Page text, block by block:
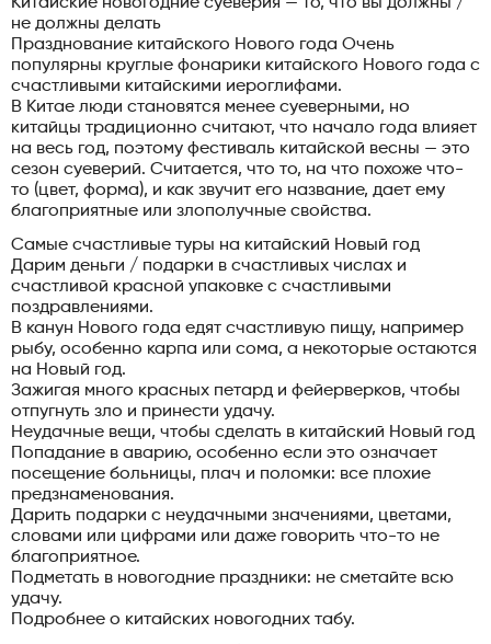
не должны делать
Празднование китайского Нового года Очень
популярны круглые фонарики китайского Нового года с
счастливыми китайскими иероглифами.
В Китае люди становятся менее суеверными, но
китайцы традиционно считают, что начало года влияет
на весь год, поэтому фестиваль китайской весны — это
сезон суеверий. Считается, что то, на что похоже что-
то (цвет, форма), и как звучит его название, дает ему
благоприятные или злополучные свойства.
Самые счастливые туры на китайский Новый год
Дарим деньги / подарки в счастливых числах и
счастливой красной упаковке с счастливыми
поздравлениями.
В канун Нового года едят счастливую пищу, например
рыбу, особенно карпа или сома, а некоторые остаются
на Новый год.
Зажигая много красных петард и фейерверков, чтобы
отпугнуть зло и принести удачу.
Неудачные вещи, чтобы сделать в китайский Новый год
Попадание в аварию, особенно если это означает
посещение больницы, плач и поломки: все плохие
предзнаменования.
Дарить подарки с неудачными значениями, цветами,
словами или цифрами или даже говорить что-то не
благоприятное.
Подметать в новогодние праздники: не сметайте всю
удачу.
Подробнее о китайских новогодних табу.